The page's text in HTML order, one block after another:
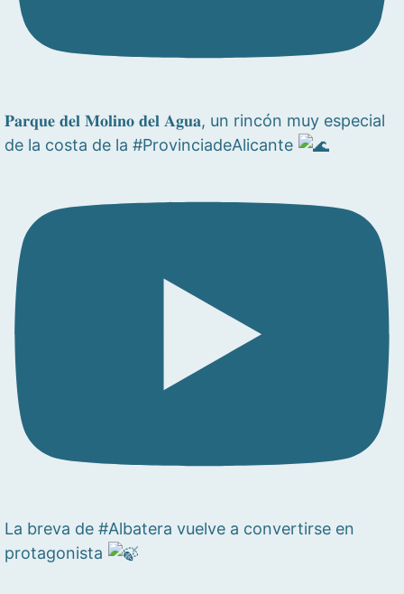
𝐏𝐚𝐫𝐪𝐮𝐞 𝐝𝐞𝐥 𝐌𝐨𝐥𝐢𝐧𝐨 𝐝𝐞𝐥 𝐀𝐠𝐮𝐚, un rincón muy especial
de la costa de la #ProvinciadeAlicante
La breva de #Albatera vuelve a convertirse en
protagonista